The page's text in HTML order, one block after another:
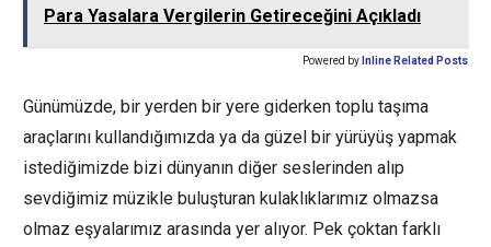
Para Yasalara Vergilerin Getireceğini Açıkladı
Powered by Inline Related Posts
Günümüzde, bir yerden bir yere giderken toplu taşıma
araçlarını kullandığımızda ya da güzel bir yürüyüş yapmak
istediğimizde bizi dünyanın diğer seslerinden alıp
sevdiğimiz müzikle buluşturan kulaklıklarımız olmazsa
olmaz eşyalarımız arasında yer alıyor. Pek çoktan farklı